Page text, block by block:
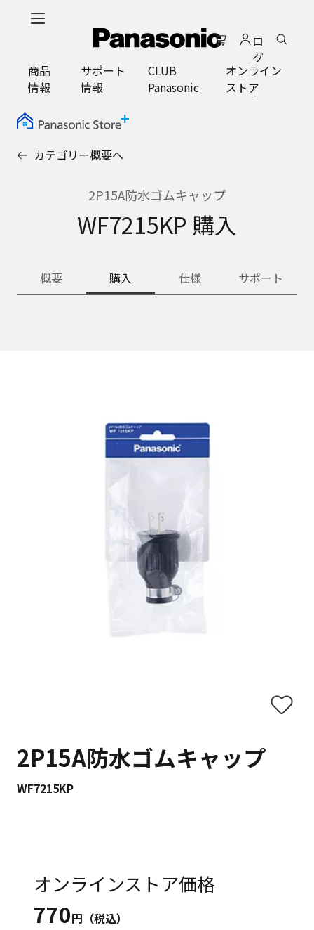
ロ
グ
イ
ン
商品
情報
サポート
情報
CLUB
Panasonic
オンライン
ストア
カテゴリー概要へ
2P15A防水ゴムキャップ
WF7215KP 購入
概要 購入 仕様 サポート
2P15A防水ゴムキャップ
WF7215KP
オンラインストア価格
770円（税込）